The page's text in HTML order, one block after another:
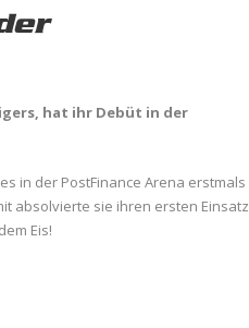
hat ihr Debüt in der
in der PostFinance Arena erstmals
absolvierte sie ihren ersten Einsatz
Eis!